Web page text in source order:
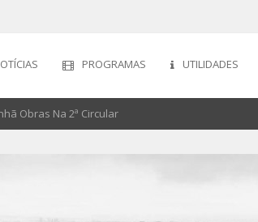
PROGRAMAS UTILIDADES
Obras Na 2ª Circular